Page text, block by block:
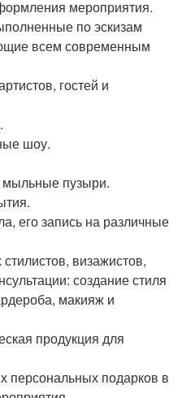
мероприятия.
по эскизам
всем современным
гостей и
шоу.
мыльные пузыри.
его запись на различные
визажистов,
создание стиля
макияж и
продукция для
персональных подарков в